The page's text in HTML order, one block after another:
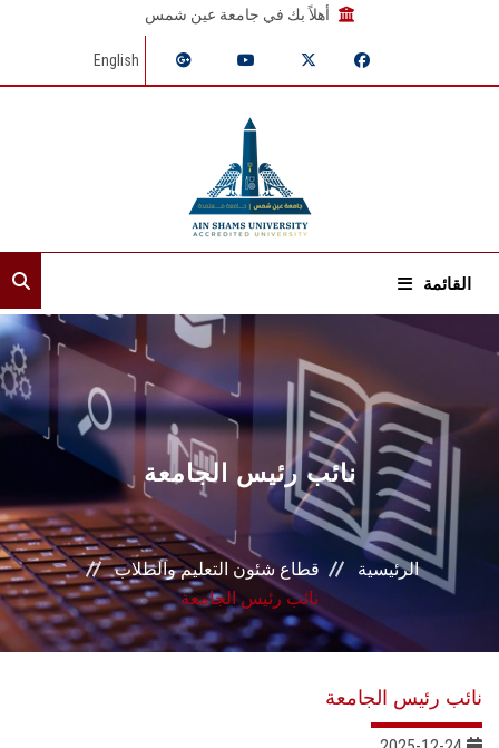
أهلاً بك في جامعة عين شمس
English
القائمة
الرئيسية
عن القطاع
إدارات القطاع
بوابة الطلاب
خدمات القطاع
المراكز والوحدات
نائب رئيس الجامعة
الرئيسية
قطاع شئون التعليم والطلاب
نائب رئيس الجامعة
نائب رئيس الجامعة